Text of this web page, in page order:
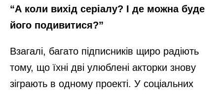
“А коли вихід серіалу? І де можна буде
його подивитися?”
Взагалі, багато підписників щиро радіють
тому, що їхні дві улюблені акторки знову
зіграють в одному проекті. У соціальних